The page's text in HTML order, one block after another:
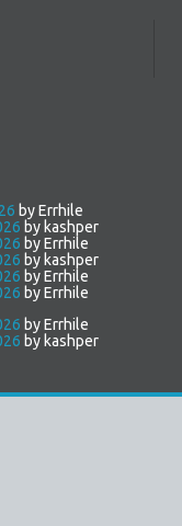
by Errhile
by kashper
by Errhile
by kashper
by Errhile
by Errhile
by Errhile
by kashper